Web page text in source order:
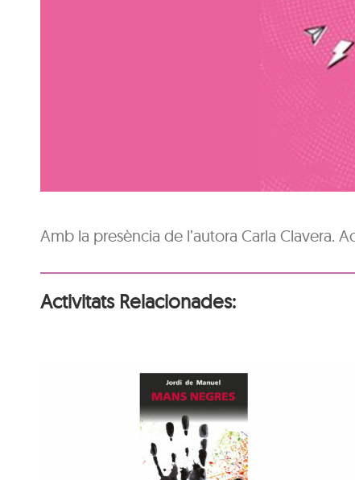
Amb la presència de l’autora Carla Clavera.
Activitats Relacionades:
Animaler